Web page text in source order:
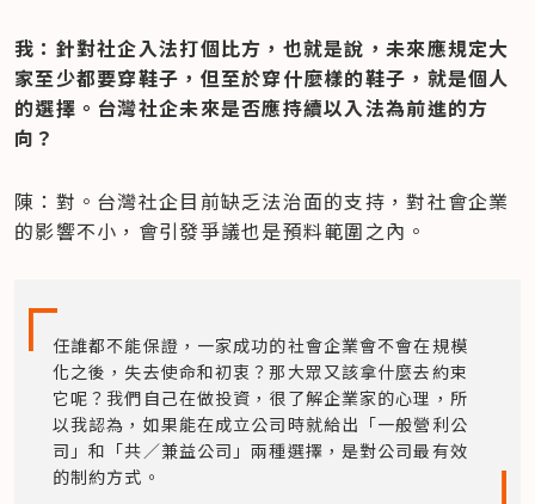
我：針對社企入法打個比方，也就是說，未來應規定大
家至少都要穿鞋子，但至於穿什麼樣的鞋子，就是個人
的選擇。台灣社企未來是否應持續以入法為前進的方
向？
陳：對。台灣社企目前缺乏法治面的支持，對社會企業
的影響不小，會引發爭議也是預料範圍之內。
任誰都不能保證，一家成功的社會企業會不會在規模
化之後，失去使命和初衷？那大眾又該拿什麼去約束
它呢？我們自己在做投資，很了解企業家的心理，所
以我認為，如果能在成立公司時就給出「一般營利公
司」和「共／兼益公司」兩種選擇，是對公司最有效
的制約方式。